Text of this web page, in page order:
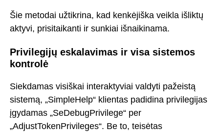
Šie metodai užtikrina, kad kenkėjiška veikla išliktų
aktyvi, prisitaikanti ir sunkiai išnaikinama.
Privilegijų eskalavimas ir visa sistemos
kontrolė
Siekdamas visiškai interaktyviai valdyti pažeistą
sistemą, „SimpleHelp“ klientas padidina privilegijas
įgydamas „SeDebugPrivilege“ per
„AdjustTokenPrivileges“. Be to, teisėtas